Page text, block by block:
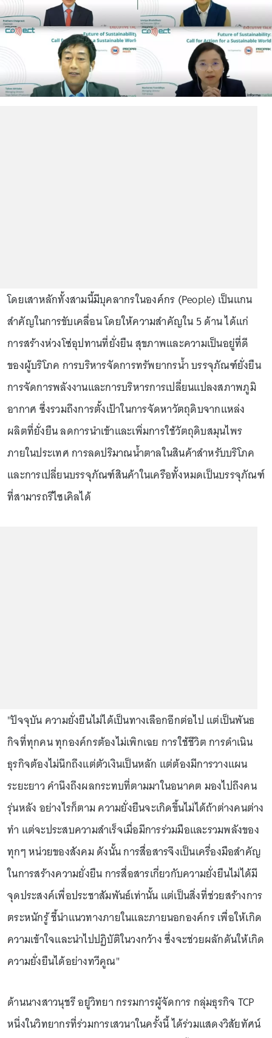
โดยเสาหลักทั้งสามนี้มีบุคลากรในองค์กร (People) เป็นแกน
สำคัญในการขับเคลื่อน โดยให้ความสำคัญใน 5 ด้าน ได้แก่
การสร้างห่วงโซ่อุปทานที่ยั่งยืน สุขภาพและความเป็นอยู่ที่ดี
ของผู้บริโภค การบริหารจัดการทรัพยากรน้ำ บรรจุภัณฑ์ยั่งยืน
การจัดการพลังงานและการบริหารการเปลี่ยนแปลงสภาพภูมิ
อากาศ ซึ่งรวมถึงการตั้งเป้าในการจัดหาวัตถุดิบจากแหล่ง
ผลิตที่ยั่งยืน ลดการนำเข้าและเพิ่มการใช้วัตถุดิบสมุนไพร
ภายในประเทศ การลดปริมาณน้ำตาลในสินค้าสำหรับบริโภค
และการเปลี่ยนบรรจุภัณฑ์สินค้าในเครือทั้งหมดเป็นบรรจุภัณฑ์
ที่สามารถรีไซเคิลได้
"ปัจจุบัน ความยั่งยืนไม่ได้เป็นทางเลือกอีกต่อไป แต่เป็นพันธ
กิจที่ทุกคน ทุกองค์กรต้องไม่เพิกเฉย การใช้ชีวิต การดำเนิน
ธุรกิจต้องไม่นึกถึงแต่ตัวเงินเป็นหลัก แต่ต้องมีการวางแผน
ระยะยาว คำนึงถึงผลกระทบที่ตามมาในอนาคต มองไปถึงคน
รุ่นหลัง อย่างไรก็ตาม ความยั่งยืนจะเกิดขึ้นไม่ได้ถ้าต่างคนต่าง
ทำ แต่จะประสบความสำเร็จเมื่อมีการร่วมมือและรวมพลังของ
ทุกๆ หน่วยของสังคม ดังนั้น การสื่อสารจึงเป็นเครื่องมือสำคัญ
ในการสร้างความยั่งยืน การสื่อสารเกี่ยวกับความยั่งยืนไม่ได้มี
จุดประสงค์เพื่อประชาสัมพันธ์เท่านั้น แต่เป็นสิ่งที่ช่วยสร้างการ
ตระหนักรู้ ชี้นำแนวทางภายในและภายนอกองค์กร เพื่อให้เกิด
ความเข้าใจและนำไปปฏิบัติในวงกว้าง ซึ่งจะช่วยผลักดันให้เกิด
ความยั่งยืนได้อย่างทวีคูณ"
ด้านนางสาวนุชรี อยู่วิทยา กรรมการผู้จัดการ กลุ่มธุรกิจ TCP
หนึ่งในวิทยากรที่ร่วมการเสวนาในครั้งนี้ ได้ร่วมแสดงวิสัยทัศน์